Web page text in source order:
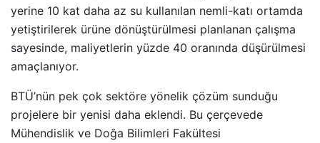
yerine 10 kat daha az su kullanılan nemli-katı ortamda
yetiştirilerek ürüne dönüştürülmesi planlanan çalışma
sayesinde, maliyetlerin yüzde 40 oranında düşürülmesi
amaçlanıyor.
BTÜ’nün pek çok sektöre yönelik çözüm sunduğu
projelere bir yenisi daha eklendi. Bu çerçevede
Mühendislik ve Doğa Bilimleri Fakültesi